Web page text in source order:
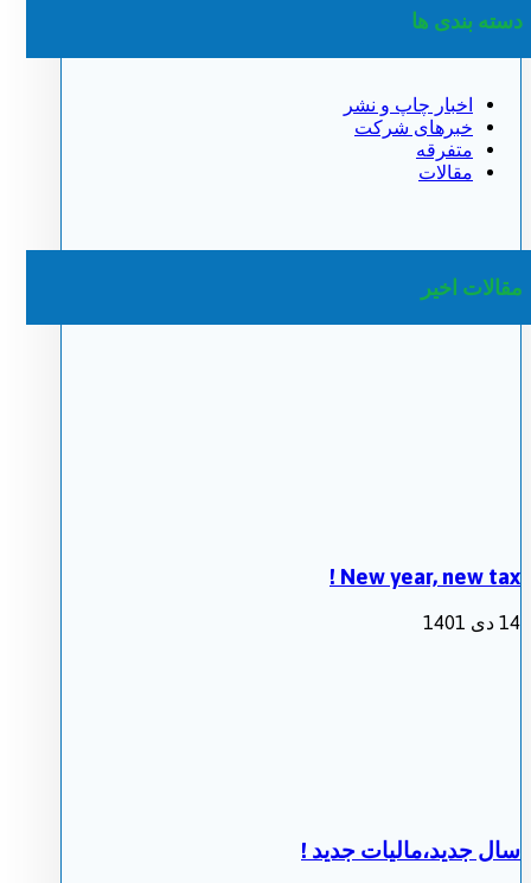
دسته بندی ها
اخبار چاپ و نشر
خبرهای شرکت
متفرقه
مقالات
مقالات اخیر
New year, new tax !
14 دی 1401
سال جدید،مالیات جدید !